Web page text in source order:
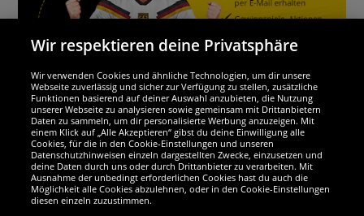
Wir sind ausgezeichnet
Wir respektieren deine Privatsphäre
Wir verwenden Cookies und ähnliche Technologien, um dir unsere
Webseite zuverlässig und sicher zur Verfügung zu stellen, zusätzliche
Funktionen basierend auf deiner Auswahl anzubieten, die Nutzung
unserer Webseite zu analysieren sowie gemeinsam mit Drittanbietern
Daten zu sammeln, um dir personalisierte Werbung anzuzeigen. Mit
einem Klick auf „Alle Akzeptieren“ gibst du deine Einwilligung alle
Cookies, für die in den Cookie-Einstellungen und unseren
Datenschutzhinweisen einzeln dargestellten Zwecke, einzusetzen und
deine Daten durch uns oder durch Drittanbieter zu verarbeiten. Mit
Ausnahme der unbedingt erforderlichen Cookies hast du auch die
Möglichkeit alle Cookies abzulehnen, oder in den Cookie-Einstellungen
diesen einzeln zuzustimmen.